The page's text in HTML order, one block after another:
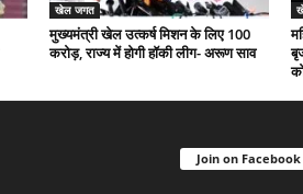
खेल जगत
मुख्यमंत्री खेल उत्कर्ष मिशन के लिए 100
करोड़, राज्य में होगी हॉकी लीग- अरूण साव
Join on Facebook